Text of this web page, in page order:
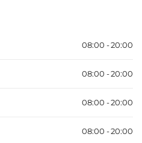
08:00 - 20:00
08:00 - 20:00
08:00 - 20:00
08:00 - 20:00